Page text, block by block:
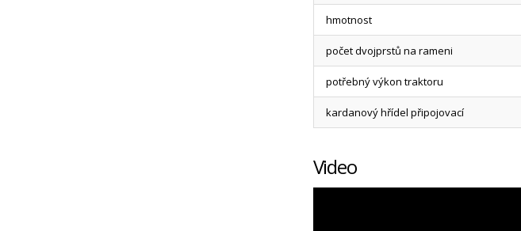
hmotnost
počet dvojprstů na rameni
potřebný výkon traktoru
kardanový hřídel připojovací
Video